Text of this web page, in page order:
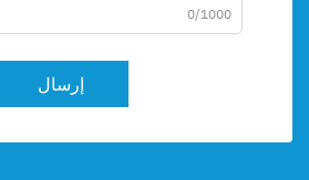
0/1000
إرسال